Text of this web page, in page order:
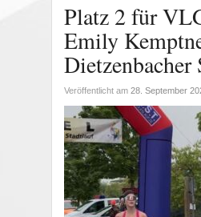
Platz 2 für
Emily
Dietzenbacher
Veröffentlicht am 28. September